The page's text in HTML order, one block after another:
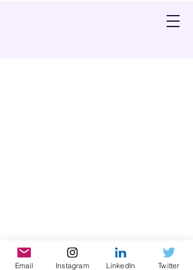
Email Instagram LinkedIn Twitter